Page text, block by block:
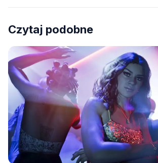
Czytaj podobne